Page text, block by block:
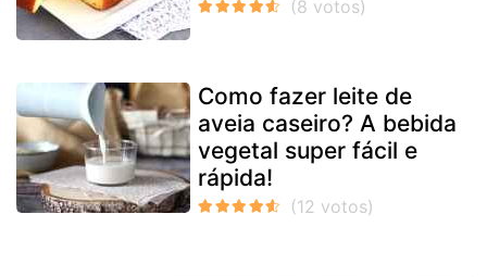
Como fazer leite de
aveia caseiro? A bebida
vegetal super fácil e
rápida!